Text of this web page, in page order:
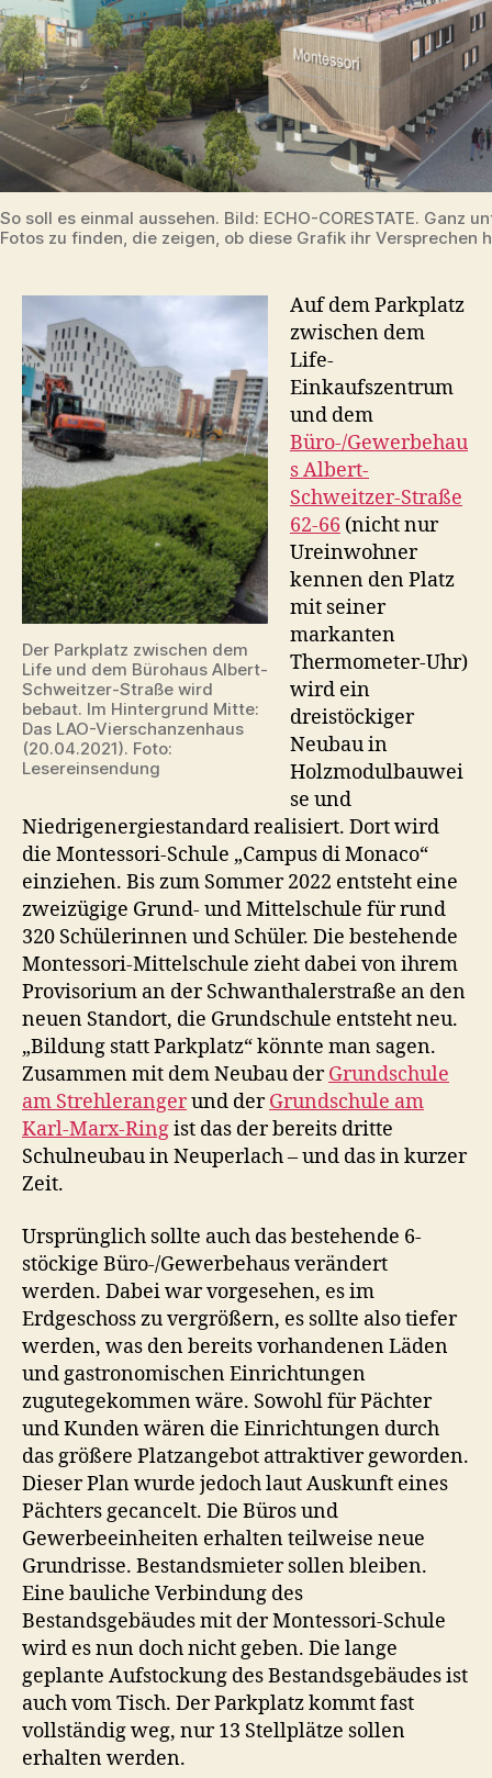
So soll es einmal aussehen. Bild: ECHO-CORESTATE. Ganz
Fotos zu finden, die zeigen, ob diese Grafik ihr Versprechen
Der Parkplatz zwischen dem
Life und dem Bürohaus Albert-
Schweitzer-Straße wird
bebaut. Im Hintergrund Mitte:
Das LAO-Vierschanzenhaus
(20.04.2021). Foto:
Lesereinsendung
Auf dem Parkplatz
zwischen dem
Life-
Einkaufszentrum
und dem
Büro-/Gewerbehau
s Albert-
Schweitzer-Straße
62-66 (nicht nur
Ureinwohner
kennen den Platz
mit seiner
markanten
Thermometer-Uhr)
wird ein
dreistöckiger
Neubau in
Holzmodulbauwei
se und
Niedrigenergiestandard realisiert. Dort wird
die Montessori-Schule „Campus di Monaco“
einziehen. Bis zum Sommer 2022 entsteht eine
zweizügige Grund- und Mittelschule für rund
320 Schülerinnen und Schüler. Die bestehende
Montessori-Mittelschule zieht dabei von ihrem
Provisorium an der Schwanthalerstraße an den
neuen Standort, die Grundschule entsteht neu.
„Bildung statt Parkplatz“ könnte man sagen.
Zusammen mit dem Neubau derGrundschule
am Strehlerangerund derGrundschule am
Karl-Marx-Ringist das der bereits dritte
Schulneubau in Neuperlach – und das in kurzer
Zeit.
Ursprünglich sollte auch das bestehende 6-
stöckige Büro-/Gewerbehaus verändert
werden. Dabei war vorgesehen, es im
Erdgeschoss zu vergrößern, es sollte also tiefer
werden, was den bereits vorhandenen Läden
und gastronomischen Einrichtungen
zugutegekommen wäre. Sowohl für Pächter
und Kunden wären die Einrichtungen durch
das größere Platzangebot attraktiver geworden.
Dieser Plan wurde jedoch laut Auskunft eines
Pächters gecancelt. Die Büros und
Gewerbeeinheiten erhalten teilweise neue
Grundrisse. Bestandsmieter sollen bleiben.
Eine bauliche Verbindung des
Bestandsgebäudes mit der Montessori-Schule
wird es nun doch nicht geben. Die lange
geplante Aufstockung des Bestandsgebäudes ist
auch vom Tisch. Der Parkplatz kommt fast
vollständig weg, nur 13 Stellplätze sollen
erhalten werden.